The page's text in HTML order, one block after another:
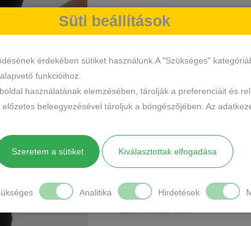
Up
Melltartó
mennyiség
SKU
CÍMKÉK lemila , lemila
push up,
Anyaga: 85% nejlon,15% spandex
Kosár mérete: C, B
Süti beállítások
érdekében sütiket használunk.A "Szükséges"
funkcióihoz.
használatának elemzésében, tárolják a preferenciáit és
beleegyezésével tároljuk a böngészőjében. Az
Szeretem a sütiket Kiválasztottak elfogadása
Analitika Hirdetések